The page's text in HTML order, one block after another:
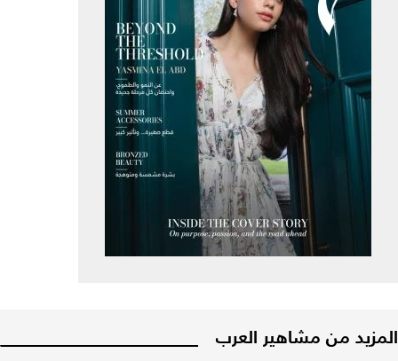
المزيد من مشاهير العرب